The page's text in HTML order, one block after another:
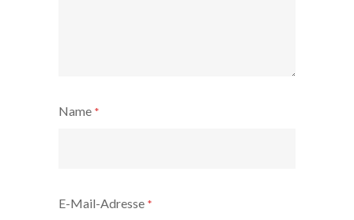
Name *
E-Mail-Adresse *